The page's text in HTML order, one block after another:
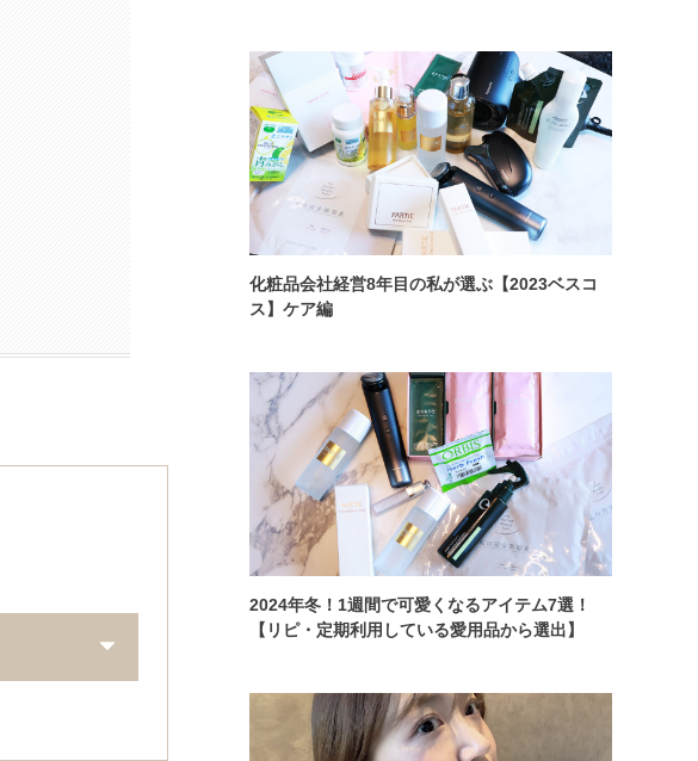
化粧品会社経営8年目の私が選ぶ【2023ベスコ
ス】ケア編
2024年冬！1週間で可愛くなるアイテム7選！
【リピ・定期利用している愛用品から選出】